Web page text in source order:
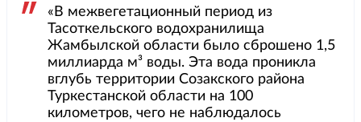
«В межвегетационный период из
Тасоткельского водохранилища
Жамбылской области было сброшено 1,5
миллиарда м³ воды. Эта вода проникла
вглубь территории Созакского района
Туркестанской области на 100
километров, чего не наблюдалось